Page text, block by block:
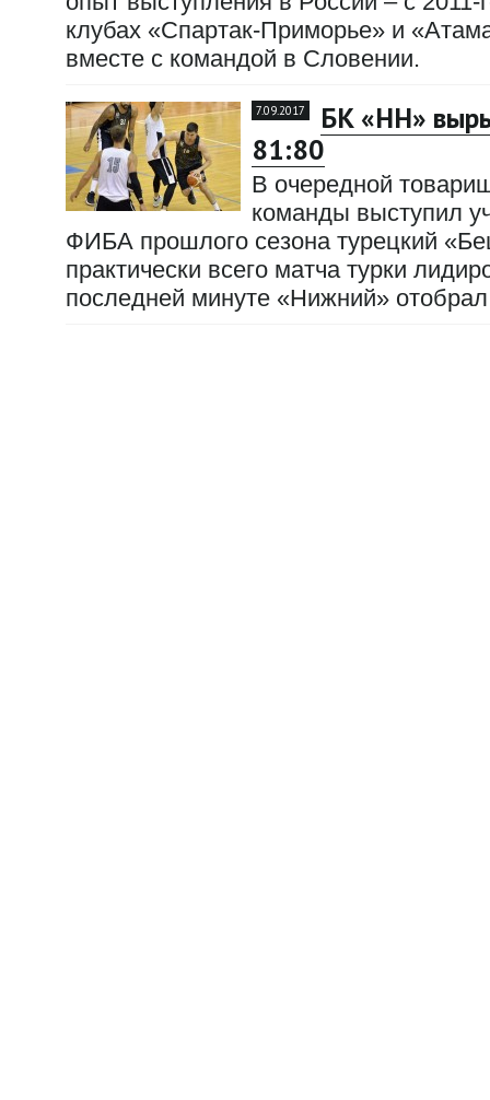
клубах «Спартак-Приморье» и
вместе с командой в Словении.
7.09.2017
БК «НН»
81:80
В очередной
команды выступил
ФИБА прошлого сезона турецкий
практически всего матча турки
последней минуте «Нижний»